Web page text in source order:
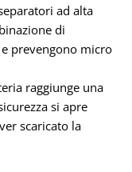
ad alta
di
prevengono micro
raggiunge una
si apre
scaricato la